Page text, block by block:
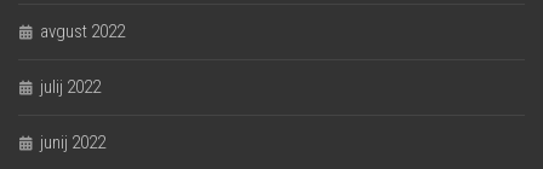
avgust 2022
julij 2022
junij 2022